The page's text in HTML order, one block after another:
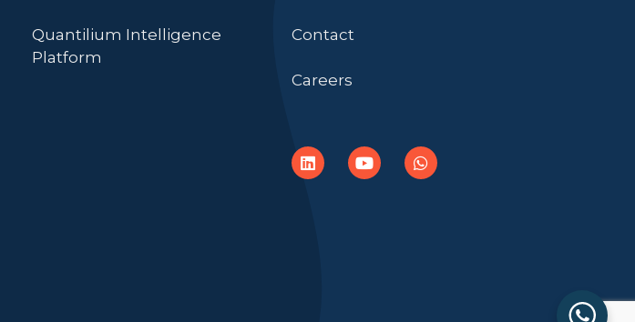
Quantilium Intelligence
Platform
Contact
Careers